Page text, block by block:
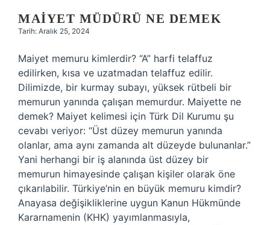
MAIYET MÜDÜRÜ NE DEMEK
Tarih: Aralık 25, 2024
Maiyet memuru kimlerdir? “A” harfi telaffuz
edilirken, kısa ve uzatmadan telaffuz edilir.
Dilimizde, bir kurmay subayı, yüksek rütbeli bir
memurun yanında çalışan memurdur. Maiyette ne
demek? Maiyet kelimesi için Türk Dil Kurumu şu
cevabı veriyor: “Üst düzey memurun yanında
olanlar, ama aynı zamanda alt düzeyde bulunanlar.”
Yani herhangi bir iş alanında üst düzey bir
memurun himayesinde çalışan kişiler olarak öne
çıkarılabilir. Türkiye’nin en büyük memuru kimdir?
Anayasa değişikliklerine uygun Kanun Hükmünde
Kararnamenin (KHK) yayımlanmasıyla,